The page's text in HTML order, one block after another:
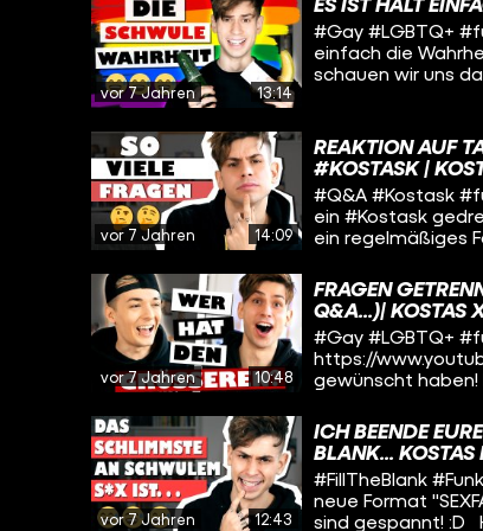
---------------
gehören auch zu
https://funk.net/
https://
Start! :D Schaut
vor 7 Jahren 13:14
#Gay #LGBTQ+
einfach die
schauen wir uns
music by:
vor 7 Jahren 14:09
REAKTION AUF
#KOSTASK |
#Q&A #Kostask
ein #Kostask
ein regelmäßiges
hoffe, ihr habt
Weg begleiten! :D
krankes Stück
youtube.com/user/TommyTalks
music by:
vor 7 Jahren 10:48
FRAGEN
Q&A...)| KOSTAS
#Gay #LGBTQ+
https://
gewünscht haben!
beantworten :3
was ich bisher
Fragen hättet ihr
Danke an Tommy
an Nico fürs
vor 7 Jahren 12:43
ICH BEENDE
BLANK... KOSTAS
#FillTheBlank
neue Format
sind gespannt! :D